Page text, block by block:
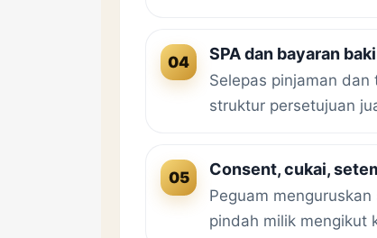
04 SPA dan bayaran
Selepas pinjaman
struktur persetujuan
05 Consent, cukai,
Peguam
pindah milik mengikut